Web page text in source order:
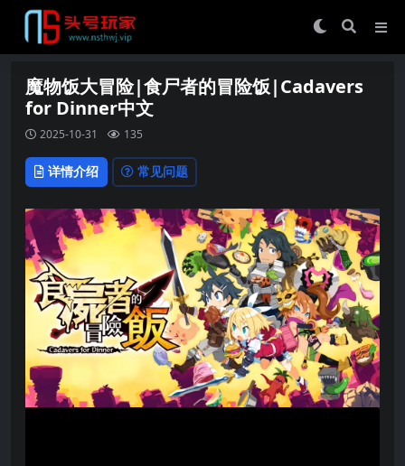
魔物饭大冒险|食尸者的冒险饭|Cadavers
for Dinner中文
2025-10-31 135
详情介绍 常见问题